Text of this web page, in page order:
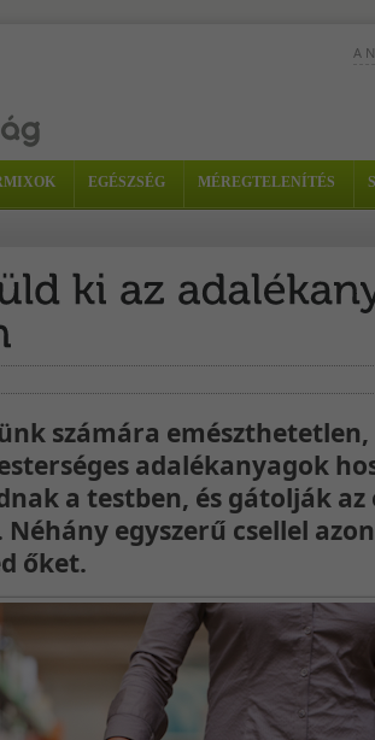
A
EGÉSZSÉG MÉREGTELENÍTÉS
számára emészthetetlen,
adalékanyagok
a testben, és gátolják az
egyszerű csellel
őket.